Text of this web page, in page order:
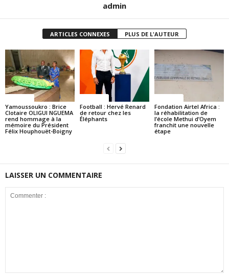
admin
ARTICLES CONNEXES PLUS DE L'AUTEUR
Yamoussoukro : Brice
Clotaire OLIGUI NGUEMA
rend hommage à la
mémoire du Président
Félix Houphouët-Boigny
Football : Hervé Renard
de retour chez les
Éléphants
Fondation Airtel Africa :
la réhabilitation de
l’école Methui d’Oyem
franchit une nouvelle
étape
LAISSER UN COMMENTAIRE